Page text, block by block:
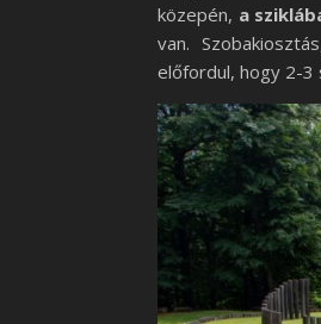
közepén, a
van.
előfordul, hogy 2-3